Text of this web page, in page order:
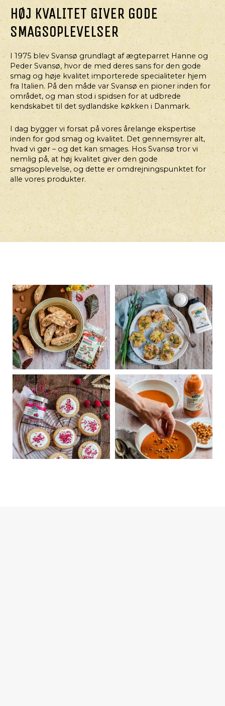
HØJ KVALITET GIVER GODE
SMAGSOPLEVELSER
I 1975 blev Svansø grundlagt af ægteparret Hanne og
Peder Svansø, hvor de med deres sans for den gode
smag og høje kvalitet importerede specialiteter hjem
fra Italien. På den måde var Svansø en pioner inden for
området, og man stod i spidsen for at udbrede
kendskabet til det sydlandske køkken i Danmark.
I dag bygger vi forsat på vores årelange ekspertise
inden for god smag og kvalitet. Det gennemsyrer alt,
hvad vi gør – og det kan smages. Hos Svansø tror vi
nemlig på, at høj kvalitet giver den gode
smagsoplevelse, og dette er omdrejningspunktet for
alle vores produkter.